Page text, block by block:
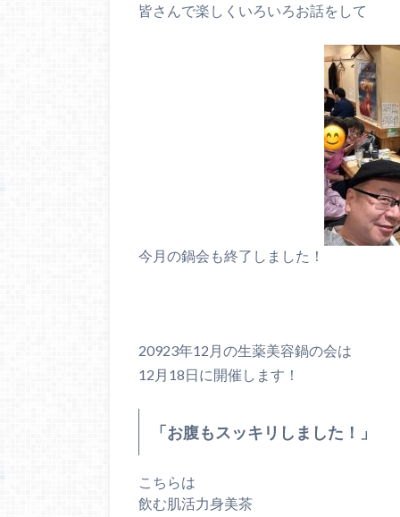
皆さんで楽しくいろいろお話をして
今月の鍋会も終了しました！
20923年12月の生薬美容鍋の会は
12月18日に開催します！
「お腹もスッキリしました！」
こちらは
飲む肌活力身美茶